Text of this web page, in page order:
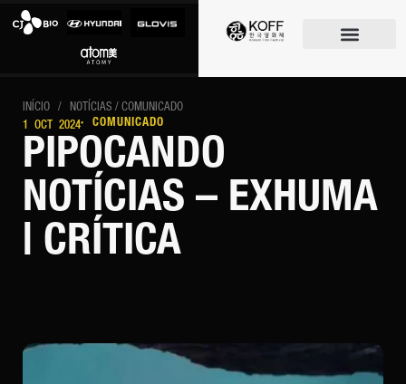
INÍCIO / NOTÍCIAS / COMUNICADO
1 OCT 2024· COMUNICADO
PIPOCANDO
NOTÍCIAS – EXHUMA
| CRÍTICA